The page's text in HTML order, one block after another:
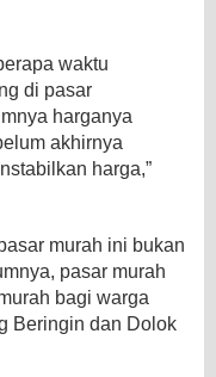
waktu
di pasar
harganya
akhirnya
harga,”
murah ini bukan
pasar murah
bagi warga
Beringin dan Dolok